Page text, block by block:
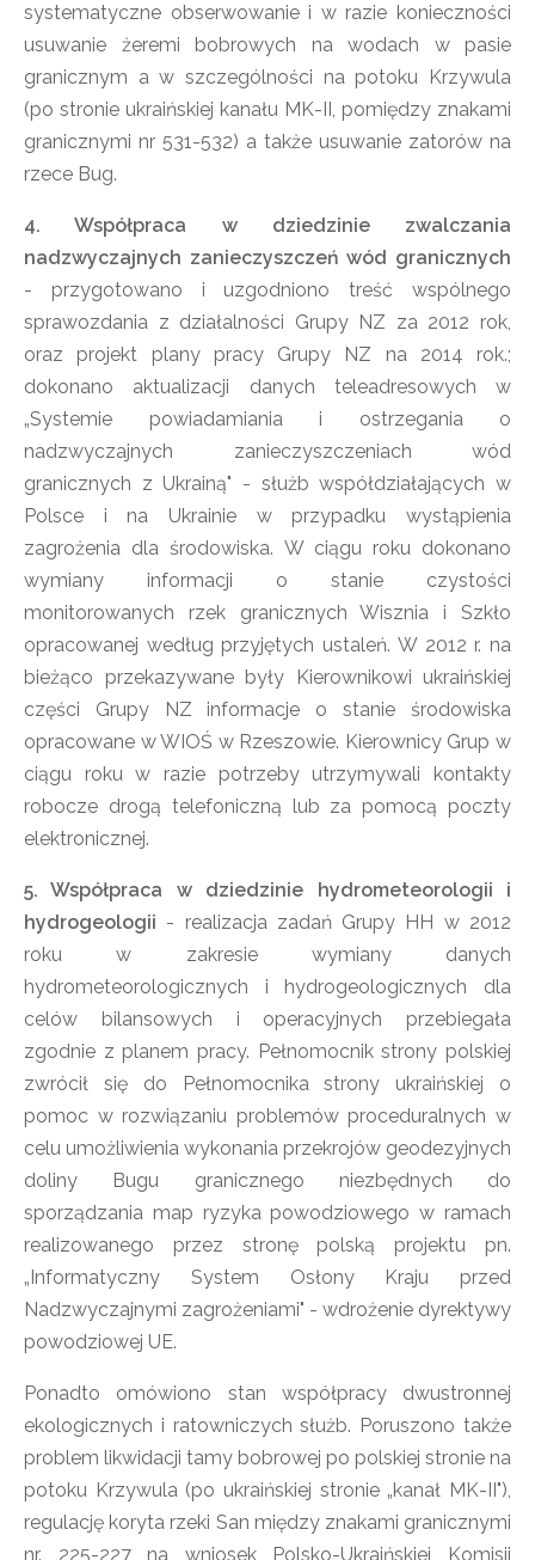
systematyczne obserwowanie i w razie konieczności
usuwanie żeremi bobrowych na wodach w pasie
granicznym a w szczególności na potoku Krzywula
(po stronie ukraińskiej kanału MK-II, pomiędzy znakami
granicznymi nr 531-532) a także usuwanie zatorów na
rzece Bug.
4. Współpraca w dziedzinie zwalczania
nadzwyczajnych zanieczyszczeń wód granicznych
- przygotowano i uzgodniono treść wspólnego
sprawozdania z działalności Grupy NZ za 2012 rok,
oraz projekt plany pracy Grupy NZ na 2014 rok.;
dokonano aktualizacji danych teleadresowych w
„Systemie powiadamiania i ostrzegania o
nadzwyczajnych zanieczyszczeniach wód
granicznych z Ukrainą" - służb współdziałających w
Polsce i na Ukrainie w przypadku wystąpienia
zagrożenia dla środowiska. W ciągu roku dokonano
wymiany informacji o stanie czystości
monitorowanych rzek granicznych Wisznia i Szkło
opracowanej według przyjętych ustaleń. W 2012 r. na
bieżąco przekazywane były Kierownikowi ukraińskiej
części Grupy NZ informacje o stanie środowiska
opracowane w WIOŚ w Rzeszowie. Kierownicy Grup w
ciągu roku w razie potrzeby utrzymywali kontakty
robocze drogą telefoniczną lub za pomocą poczty
elektronicznej.
5. Współpraca w dziedzinie hydrometeorologii i
hydrogeologii - realizacja zadań Grupy HH w 2012
roku w zakresie wymiany danych
hydrometeorologicznych i hydrogeologicznych dla
celów bilansowych i operacyjnych przebiegała
zgodnie z planem pracy. Pełnomocnik strony polskiej
zwrócił się do Pełnomocnika strony ukraińskiej o
pomoc w rozwiązaniu problemów proceduralnych w
celu umożliwienia wykonania przekrojów geodezyjnych
doliny Bugu granicznego niezbędnych do
sporządzania map ryzyka powodziowego w ramach
realizowanego przez stronę polską projektu pn.
„Informatyczny System Osłony Kraju przed
Nadzwyczajnymi zagrożeniami" - wdrożenie dyrektywy
powodziowej UE.
Ponadto omówiono stan współpracy dwustronnej
ekologicznych i ratowniczych służb. Poruszono także
problem likwidacji tamy bobrowej po polskiej stronie na
potoku Krzywula (po ukraińskiej stronie „kanał MK-II"),
regulację koryta rzeki San między znakami granicznymi
nr. 225-227 na wniosek Polsko-Ukraińskiej Komisji